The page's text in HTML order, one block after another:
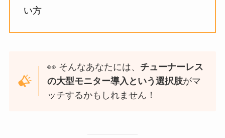
い方
👀 そんなあなたには、 チューナーレス
の大型モニター導入という選択肢がマ
ッチするかもしれません！